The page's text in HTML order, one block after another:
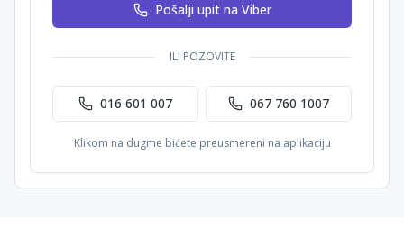
Pošalji upit na Viber
ILI POZOVITE
016 601 007 067 760 1007
Klikom na dugme bićete preusmereni na aplikaciju